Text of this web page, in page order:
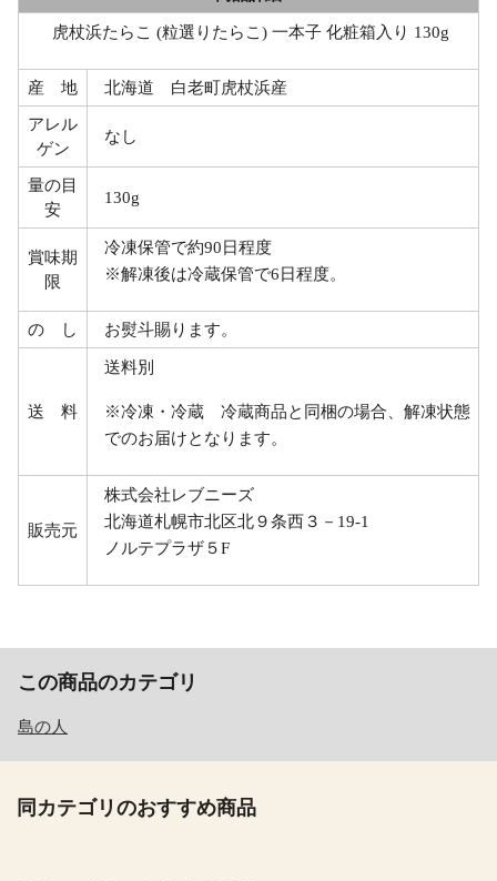
虎杖浜たらこ (粒選りたらこ) 一本子 化粧箱入り 130g
産 地 北海道 白老町虎杖浜産
アレル
ゲン
なし
量の目
安
130g
賞味期
限
冷凍保管で約90日程度
※解凍後は冷蔵保管で6日程度。
の し お熨斗賜ります。
送 料
送料別
※冷凍・冷蔵 冷蔵商品と同梱の場合、解凍状態
でのお届けとなります。
販売元
株式会社レブニーズ
北海道札幌市北区北９条西３－19-1
ノルテプラザ５F
この商品のカテゴリ
島の人
同カテゴリのおすすめ商品